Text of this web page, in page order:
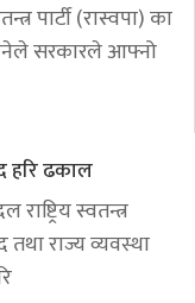
पार्टी (रास्वपा) का
सरकारले आफ्नो
हरि ढकाल
स्वतन्त्र
तथा राज्य व्यवस्था